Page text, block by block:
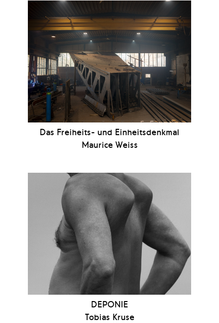
Das Freiheits- und Einheitsdenkmal
Maurice Weiss
DEPONIE
Tobias Kruse